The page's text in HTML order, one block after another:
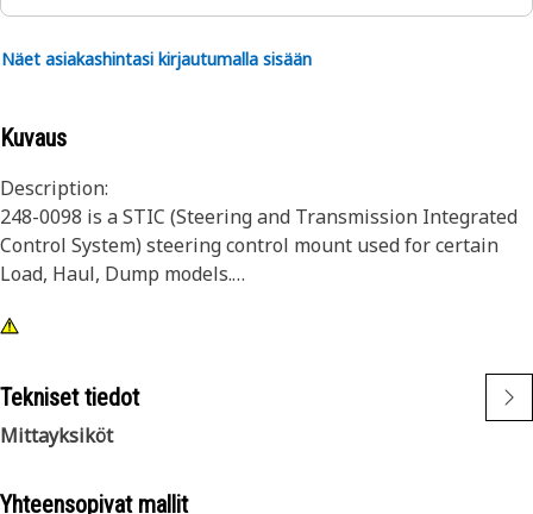
Näet asiakashintasi kirjautumalla sisään
Kuvaus
Description:
248-0098 is a STIC (Steering and Transmission Integrated
Control System) steering control mount used for certain
Load, Haul, Dump models.
Attributes:
• Overall Width: 129mm (5.08 in)
• Hole Size: 9.5mm (0.37 in) (3X)
Tekniset tiedot
Mittayksiköt
Yhteensopivat mallit